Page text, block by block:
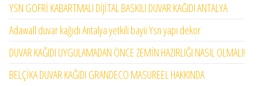
YSN GOFRİ KABARTMALI DİJİTAL BASKILI DUVAR KAĞIDI ANTALYA
Adawall duvar kağıdı Antalya yetkili bayii Ysn yapı dekor
DUVAR KAĞIDI UYGULAMADAN ÖNCE ZEMİN HAZIRLIĞI NASIL OLMALI!
BELÇİKA DUVAR KAĞIDI GRANDECO MASUREEL HAKKINDA